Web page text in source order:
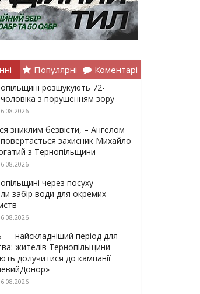
Популярні Коментарі
розшукують 72-
чоловіка з порушенням зору
зниклим безвісти, – Ангелом
захисник Михайло
з Тернопільщини
через посуху
забір води для окремих
— найскладніший період для
жителів Тернопільщини
долучитися до кампанії